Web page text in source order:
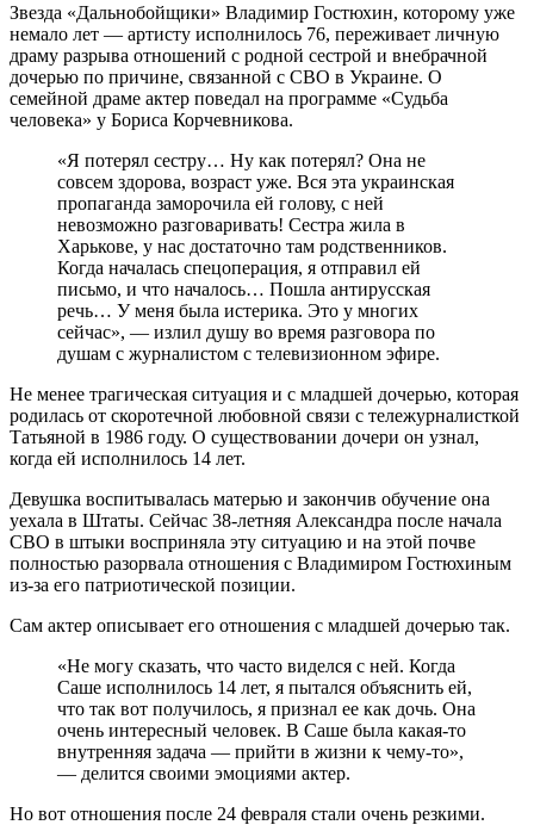
Звезда «Дальнобойщики» Владимир Гостюхин, которому уже
немало лет — артисту исполнилось 76, переживает личную
драму разрыва отношений с родной сестрой и внебрачной
дочерью по причине, связанной с СВО в Украине. О
семейной драме актер поведал на программе «Судьба
человека» у Бориса Корчевникова.
«Я потерял сестру… Ну как потерял? Она не
совсем здорова, возраст уже. Вся эта украинская
пропаганда заморочила ей голову, с ней
невозможно разговаривать! Сестра жила в
Харькове, у нас достаточно там родственников.
Когда началась спецоперация, я отправил ей
письмо, и что началось… Пошла антирусская
речь… У меня была истерика. Это у многих
сейчас», — излил душу во время разговора по
душам с журналистом с телевизионном эфире.
Не менее трагическая ситуация и с младшей дочерью, которая
родилась от скоротечной любовной связи с тележурналисткой
Татьяной в 1986 году. О существовании дочери он узнал,
когда ей исполнилось 14 лет.
Девушка воспитывалась матерью и закончив обучение она
уехала в Штаты. Сейчас 38-летняя Александра после начала
СВО в штыки восприняла эту ситуацию и на этой почве
полностью разорвала отношения с Владимиром Гостюхиным
из-за его патриотической позиции.
Сам актер описывает его отношения с младшей дочерью так.
«Не могу сказать, что часто виделся с ней. Когда
Саше исполнилось 14 лет, я пытался объяснить ей,
что так вот получилось, я признал ее как дочь. Она
очень интересный человек. В Саше была какая-то
внутренняя задача — прийти в жизни к чему-то»,
— делится своими эмоциями актер.
Но вот отношения после 24 февраля стали очень резкими.